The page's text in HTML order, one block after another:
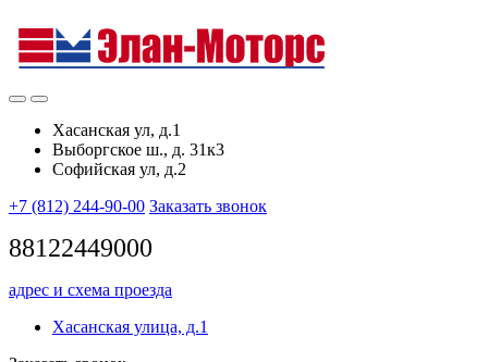
Хасанская ул, д.1
Выборгское ш., д. 31к3
Софийская ул, д.2
+7 (812) 244-90-00 Заказать звонок
88122449000
адрес и схема проезда
Хасанская улица, д.1